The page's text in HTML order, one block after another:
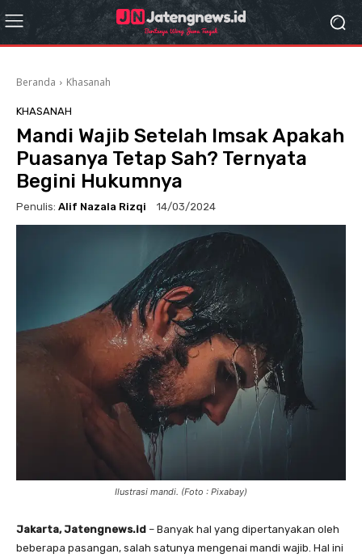
Beranda Khasanah
KHASANAH
Mandi Wajib Setelah Imsak Apakah
Puasanya Tetap Sah? Ternyata
Begini Hukumnya
Penulis: Alif Nazala Rizqi 14/03/2024
Ilustrasi mandi. (Foto : Pixabay)
Jakarta, Jatengnews.id – Banyak hal yang dipertanyakan oleh
beberapa pasangan, salah satunya mengenai mandi wajib. Hal ini